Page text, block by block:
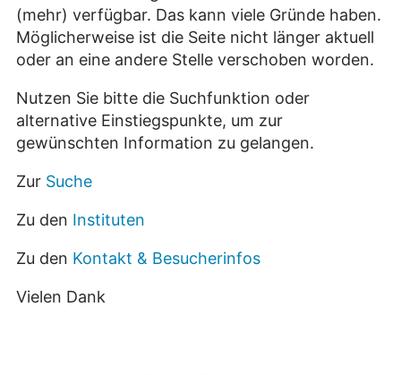
(mehr) verfügbar. Das kann viele Gründe haben.
Möglicherweise ist die Seite nicht länger aktuell
oder an eine andere Stelle verschoben worden.
Nutzen Sie bitte die Suchfunktion oder
alternative Einstiegspunkte, um zur
gewünschten Information zu gelangen.
Zur Suche
Zu den Instituten
Zu den Kontakt & Besucherinfos
Vielen Dank